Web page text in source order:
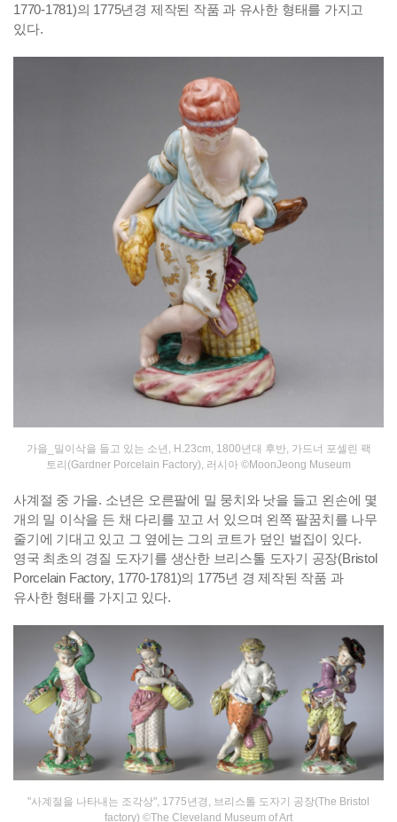
1770-1781)의 1775년경 제작된 작품 과 유사한 형태를 가지고
있다.
가을_밀이삭을 들고 있는 소년, H.23cm, 1800년대 후반, 가드너 포셀린 팩
토리(Gardner Porcelain Factory), 러시아 ©MoonJeong Museum
사계절 중 가을. 소년은 오른팔에 밀 뭉치와 낫을 들고 왼손에 몇
개의 밀 이삭을 든 채 다리를 꼬고 서 있으며 왼쪽 팔꿈치를 나무
줄기에 기대고 있고 그 옆에는 그의 코트가 덮인 벌집이 있다.
영국 최초의 경질 도자기를 생산한 브리스톨 도자기 공장(Bristol
Porcelain Factory, 1770-1781)의 1775년 경 제작된 작품 과
유사한 형태를 가지고 있다.
"사계절을 나타내는 조각상", 1775년경, 브리스톨 도자기 공장(The Bristol
factory) ©The Cleveland Museum of Art